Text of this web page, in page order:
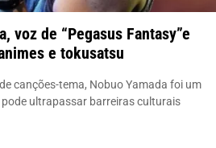
voz de “Pegasus Fantasy”e
e tokusatsu
canções-tema, Nobuo Yamada foi um
ultrapassar barreiras culturais